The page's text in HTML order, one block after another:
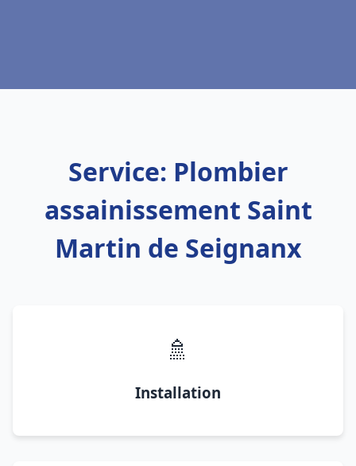
Service: Plombier
assainissement Saint
Martin de Seignanx
🚿
Installation